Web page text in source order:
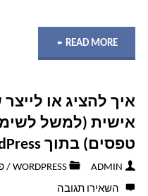
READ MORE
Debugging
–
איך להציג או
אישית (למשל
טפסים) בתוך WordPress
ADMIN
WORDPRESS
/
השאירו תגובה